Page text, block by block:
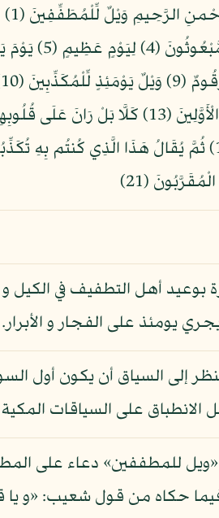
بوعيد أهل التطفيف في
يومئذ على الفجار و الأبرار.
إلى السياق أن يكون أول
الانطباق على السياقات
للمطففين» دعاء على
حكاه من قول شعيب: «و يا